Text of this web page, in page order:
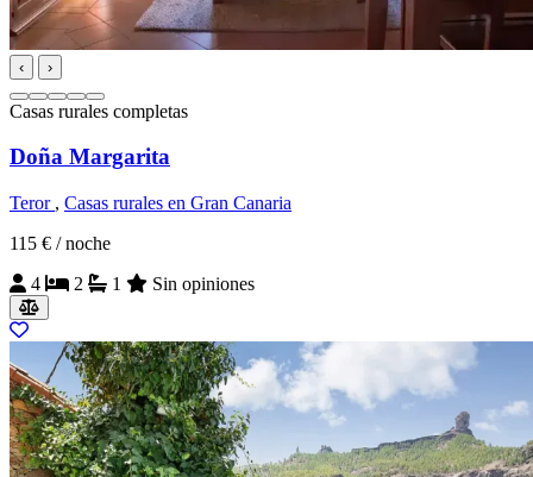
‹ ›
Casas rurales completas
Doña Margarita
Teror , Casas rurales en Gran Canaria
115 € / noche
4
2 1 Sin opiniones